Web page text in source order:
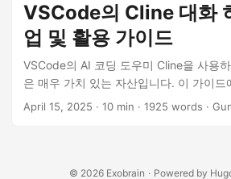
VSCode의 Cline 대화
업 및 활용 가이드
VSCode의 AI 코딩 도우미 Cline을 사용
은 매우 가치 있는 자산입니다. 이 가이드
스토리가 저장되는 위치를 찾고, 수동 및
April 15, 2025 · 10 min · 1925 words ·
© 2026 Exobrain · Powered by